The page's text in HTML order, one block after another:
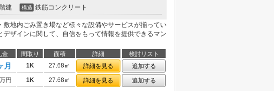
建 構造 鉄筋コンクリート
敷地内ごみ置き場など様々な設備やサービスが揃ってい
デザインに関して、自信をもって情報を提供できるマン
金 間取り 面積 詳細
検討リスト
月 1K 27.68㎡ 詳細を見る
追加する
円 1K 27.68㎡ 詳細を見る 追加する